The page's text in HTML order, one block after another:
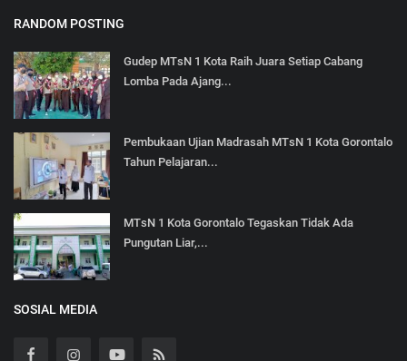
RANDOM POSTING
Gudep MTsN 1 Kota Raih Juara Setiap Cabang
Lomba Pada Ajang...
Pembukaan Ujian Madrasah MTsN 1 Kota Gorontalo
Tahun Pelajaran...
MTsN 1 Kota Gorontalo Tegaskan Tidak Ada
Pungutan Liar,...
SOSIAL MEDIA